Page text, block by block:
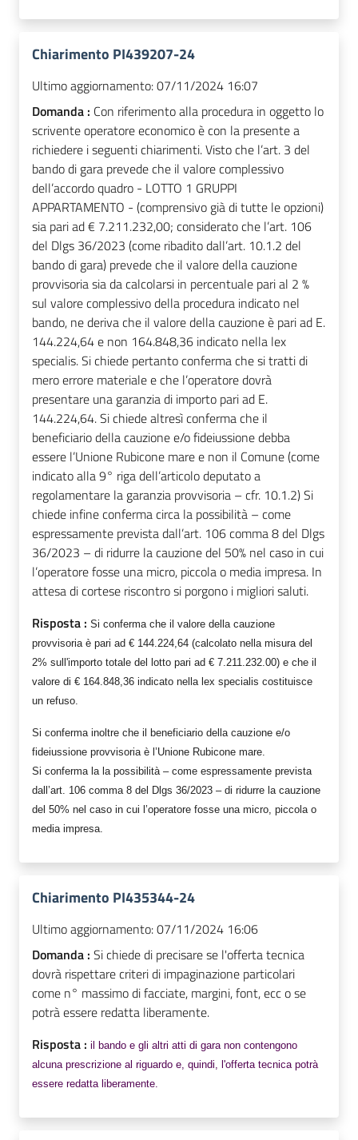
Chiarimento PI439207-24
Ultimo aggiornamento:07/11/2024 16:07
Domanda : Con riferimento alla procedura in oggetto lo
scrivente operatore economico è con la presente a
richiedere i seguenti chiarimenti. Visto che l’art. 3 del
bando di gara prevede che il valore complessivo
dell’accordo quadro - LOTTO 1 GRUPPI
APPARTAMENTO - (comprensivo già di tutte le opzioni)
sia pari ad € 7.211.232,00; considerato che l’art. 106
del Dlgs 36/2023 (come ribadito dall’art. 10.1.2 del
bando di gara) prevede che il valore della cauzione
provvisoria sia da calcolarsi in percentuale pari al 2 %
sul valore complessivo della procedura indicato nel
bando, ne deriva che il valore della cauzione è pari ad E.
144.224,64 e non 164.848,36 indicato nella lex
specialis. Si chiede pertanto conferma che si tratti di
mero errore materiale e che l’operatore dovrà
presentare una garanzia di importo pari ad E.
144.224,64. Si chiede altresì conferma che il
beneficiario della cauzione e/o fideiussione debba
essere l’Unione Rubicone mare e non il Comune (come
indicato alla 9° riga dell’articolo deputato a
regolamentare la garanzia provvisoria – cfr. 10.1.2) Si
chiede infine conferma circa la possibilità – come
espressamente prevista dall’art. 106 comma 8 del Dlgs
36/2023 – di ridurre la cauzione del 50% nel caso in cui
l’operatore fosse una micro, piccola o media impresa. In
attesa di cortese riscontro si porgono i migliori saluti.
Risposta : Si conferma che il valore della cauzione
provvisoria è pari ad € 144.224,64 (calcolato nella misura del
2% sull'importo totale del lotto pari ad € 7.211.232.00) e che il
valore di € 164.848,36 indicato nella lex specialis costituisce
un refuso.
Si conferma inoltre che il beneficiario della cauzione e/o
fideiussione provvisoria è l’Unione Rubicone mare.
Si conferma la la possibilità – come espressamente prevista
dall’art. 106 comma 8 del Dlgs 36/2023 – di ridurre la cauzione
del 50% nel caso in cui l’operatore fosse una micro, piccola o
media impresa.
Chiarimento PI435344-24
Ultimo aggiornamento:07/11/2024 16:06
Domanda : Si chiede di precisare se l'offerta tecnica
dovrà rispettare criteri di impaginazione particolari
come n° massimo di facciate, margini, font, ecc o se
potrà essere redatta liberamente.
Risposta : il bando e gli altri atti di gara non contengono
alcuna prescrizione al riguardo e, quindi, l'offerta tecnica potrà
essere redatta liberamente.